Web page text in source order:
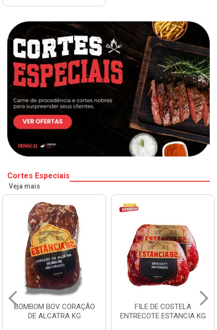
Cortes Especiais
Veja mais
BOMBOM BOV CORAÇÃO
DE ALCATRA KG
FILE DE COSTELA
ENTRECOTE ESTANCIA KG